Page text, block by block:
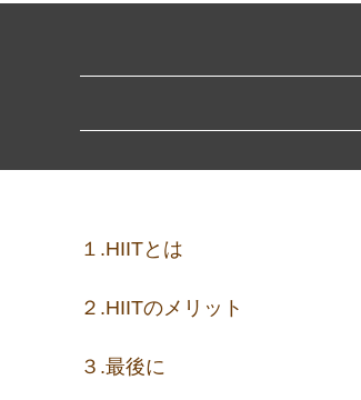
１.HIITとは
２.HIITのメリット
３.最後に